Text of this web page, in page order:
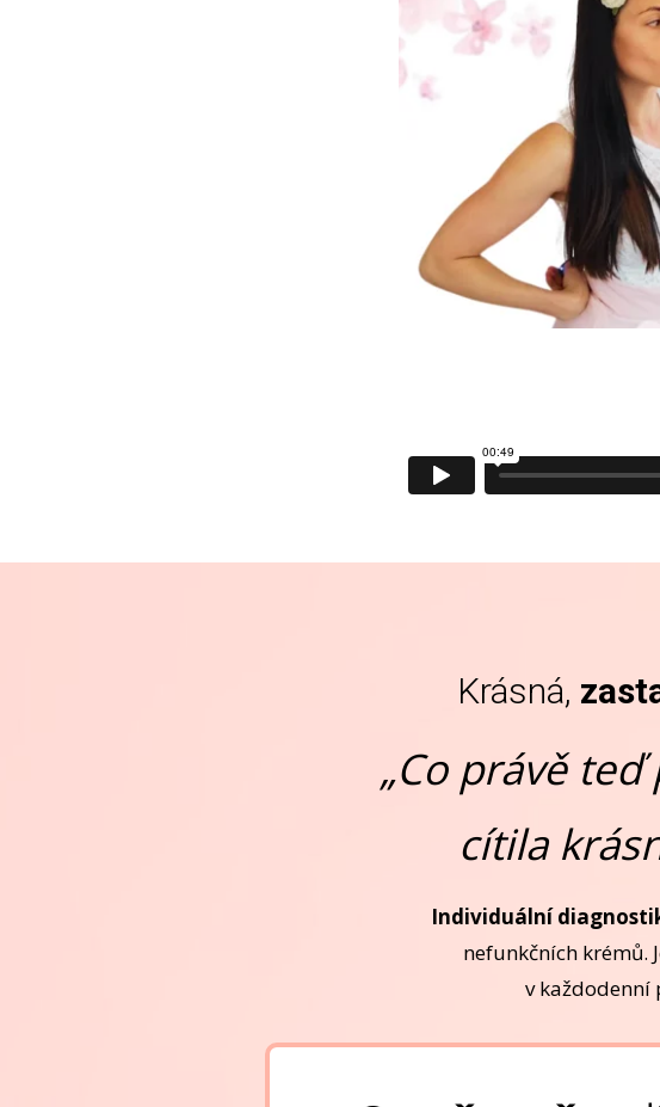
Krásná,
„Co právě
cítila
Individuální
nefunkčních krémů.
v každodenní